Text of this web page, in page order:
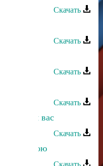
Скачать
Скачать
Скачать
Скачать
Спою для вас
Скачать
вам спою
Скачать